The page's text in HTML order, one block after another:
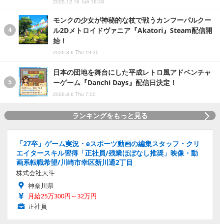
2025.12.16 Tue 16:48
モンクの少女が神秘的な杖で戦うカンフーパルクー
ル2Dメトロイドヴァニア『Akatori』Steam配信開
始！
2026.8.6 Thu 19:30
日本の団地を舞台にした平成レトロ風アドベンチャ
ーゲーム『Danchi Days』配信日決定！
2026.8.6 Thu 7:00
ランキングをもっと見る
「27卒」ゲーム実況・eスポーツ動画の編集スタッフ・クリ
エイタースキル習得「正社員/残業ほぼなし推奨」映像・動
画系転職希望/川崎市幸区新川通2丁目
株式会社大斗
神奈川県
月給25万300円～32万円
正社員